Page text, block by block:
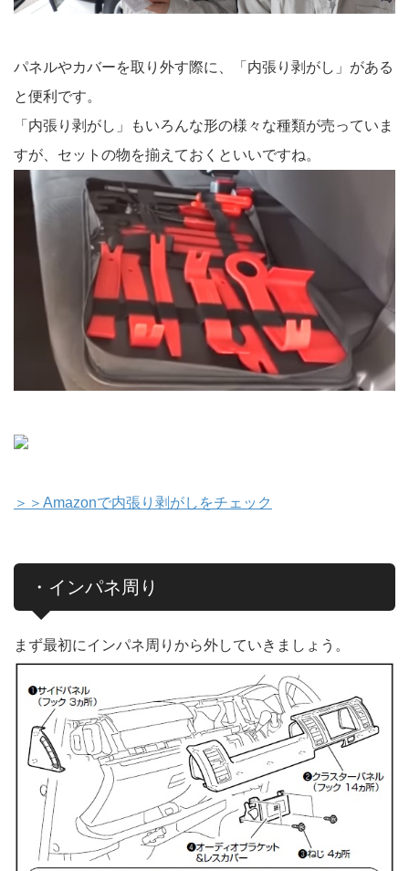
パネルやカバーを取り外す際に、「内張り剥がし」がある
と便利です。
「内張り剥がし」もいろんな形の様々な種類が売っていま
すが、セットの物を揃えておくといいですね。
＞＞Amazonで内張り剥がしをチェック
・インパネ周り
まず最初にインパネ周りから外していきましょう。